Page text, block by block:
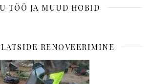
TÖÖ JA MUUD HOBID
RENOVEERIMINE